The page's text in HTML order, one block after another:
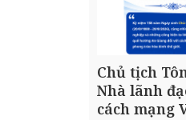
Chủ tịch
Nhà lãnh
cách mạng